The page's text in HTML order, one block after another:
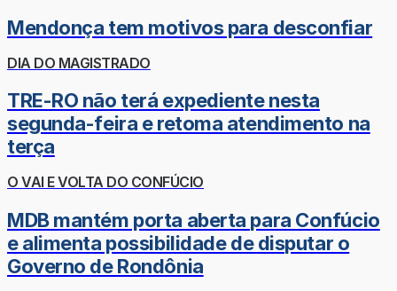
Mendonça tem motivos para desconfiar
DIA DO MAGISTRADO
TRE-RO não terá expediente nesta
segunda-feira e retoma atendimento na
terça
O VAI E VOLTA DO CONFÚCIO
MDB mantém porta aberta para Confúcio
e alimenta possibilidade de disputar o
Governo de Rondônia